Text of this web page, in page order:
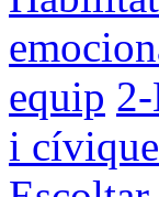
equip
i